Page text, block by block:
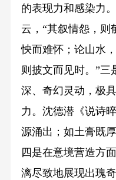
的表现力和感染力
云，“其叙情怨，则
怏而难怀；论山水
则披文而见时。”三
深、奇幻灵动，极
力。沈德潜《说诗
源涌出；如土膏既
四是在意境营造方
漓尽致地展现出瑰